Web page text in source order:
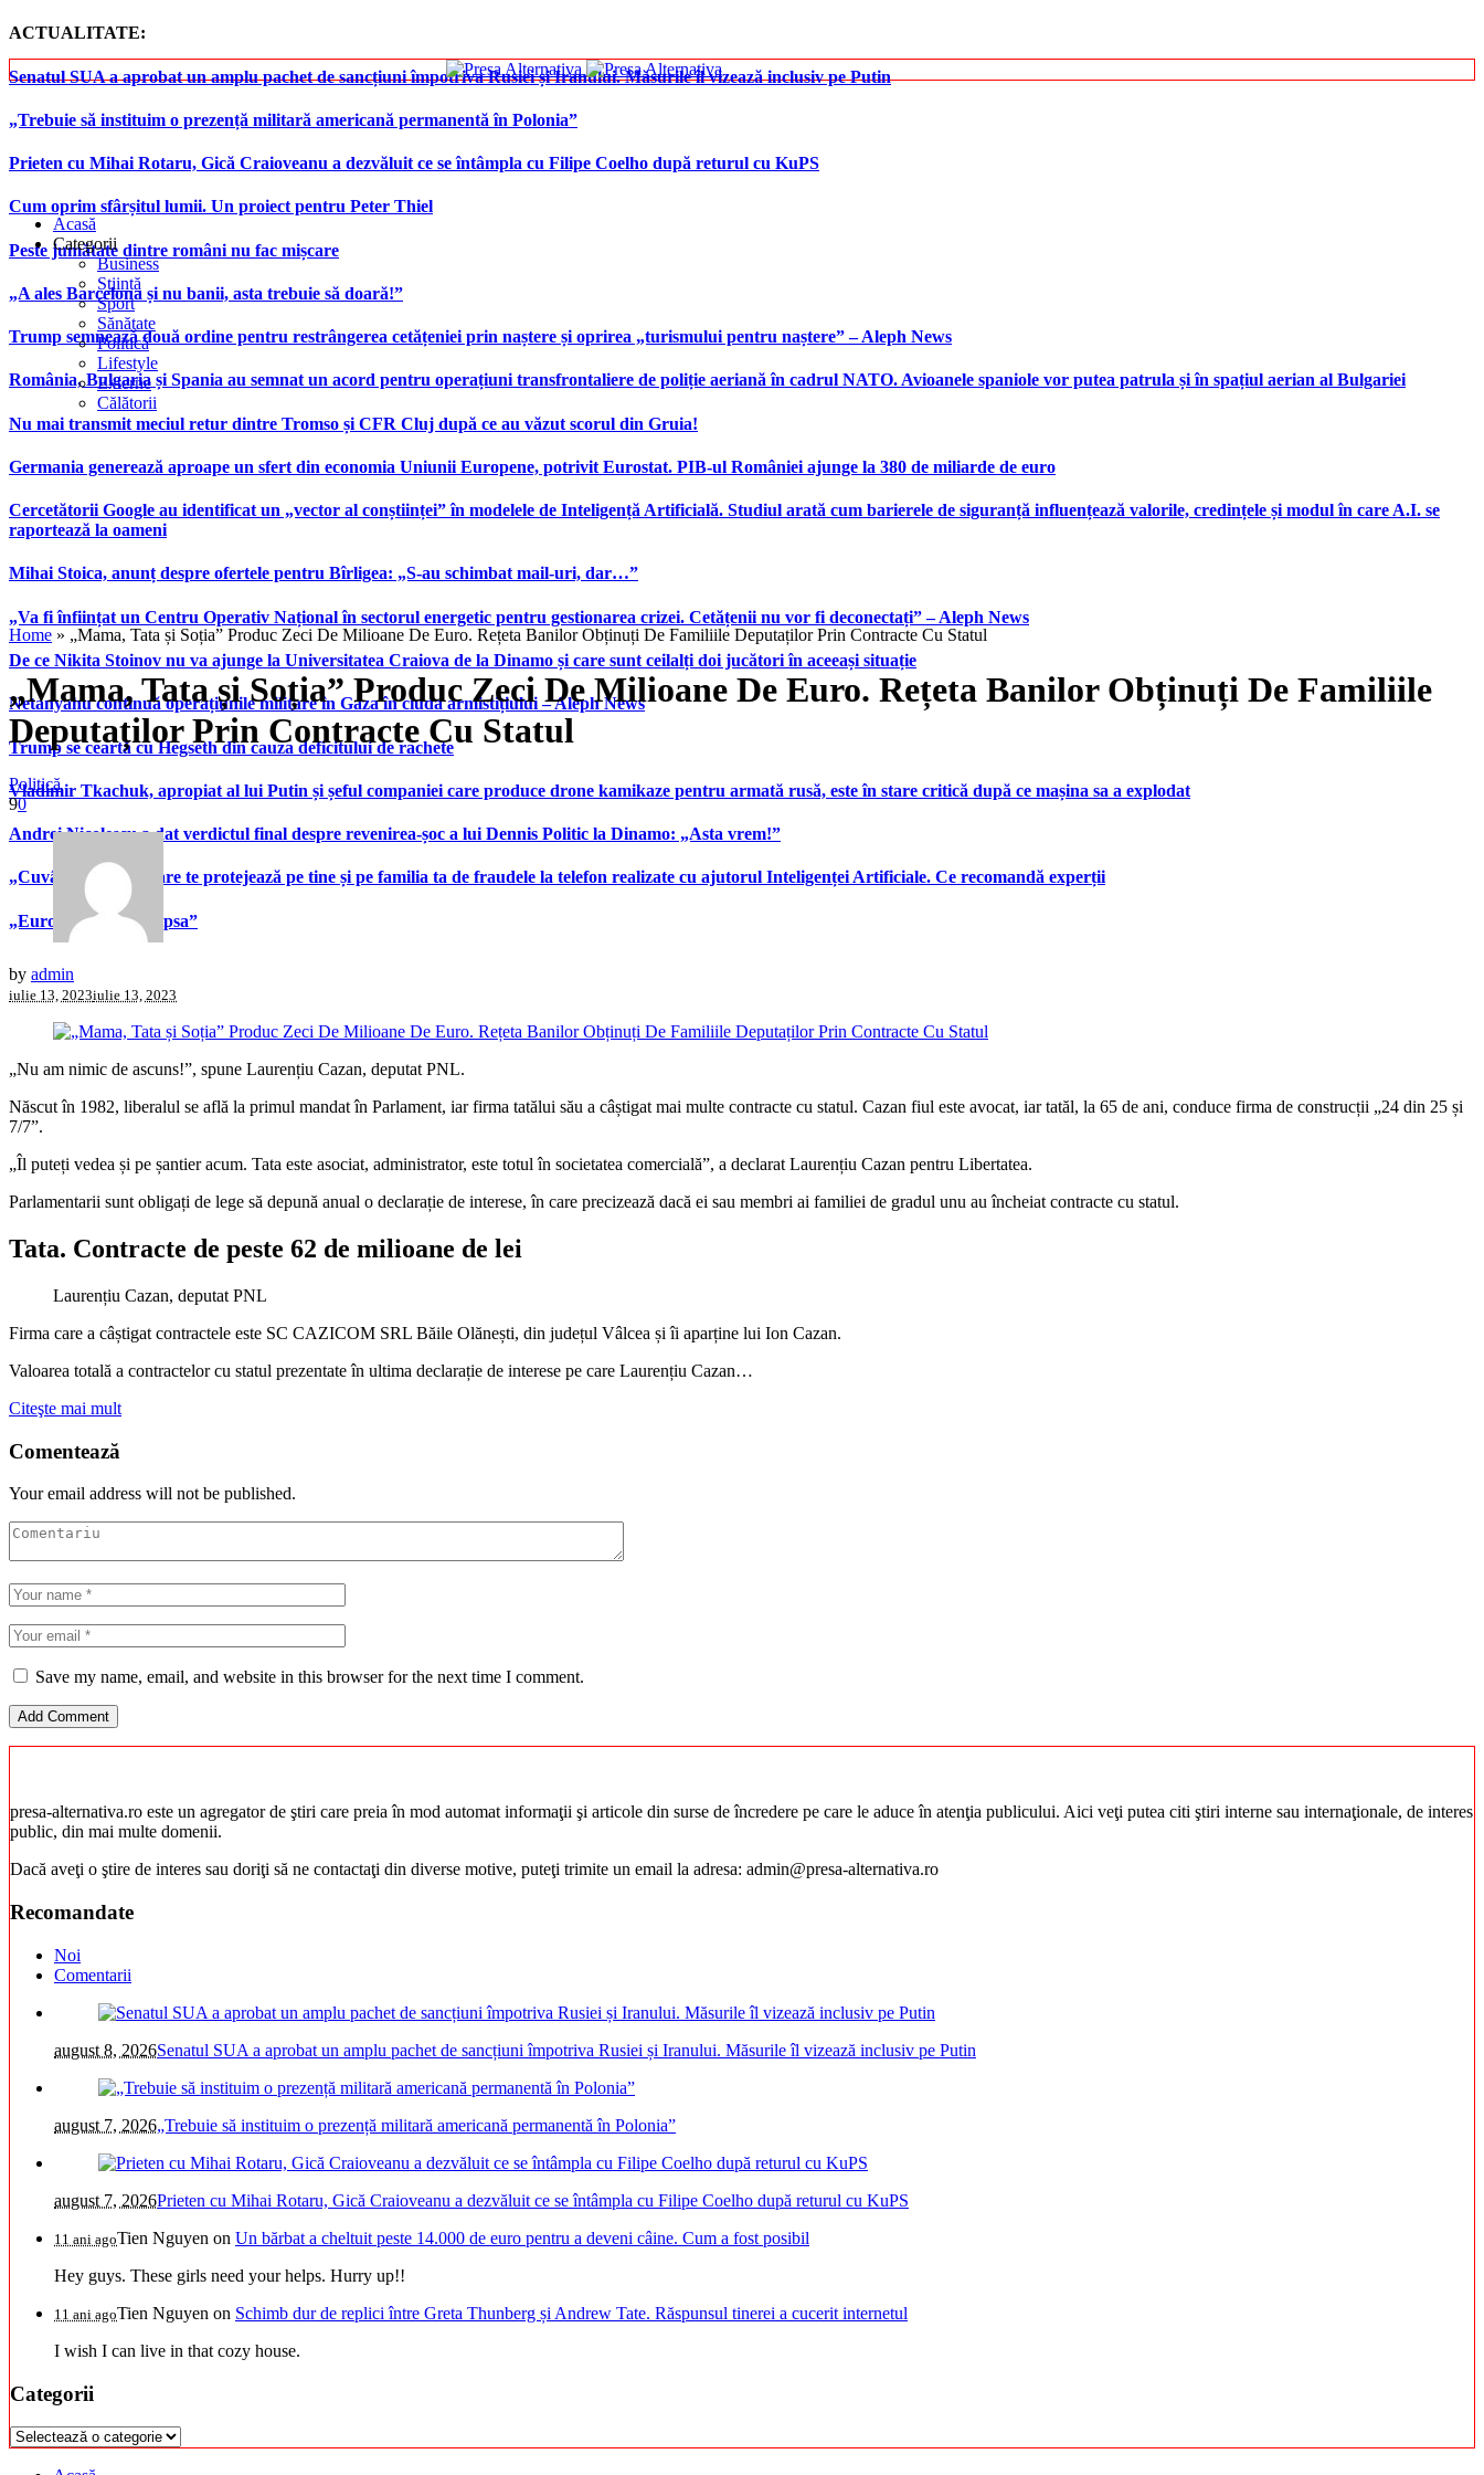
ACTUALITATE:
Senatul SUA a aprobat un amplu pachet de sancțiuni împotriva Rusiei și Iranului. Măsurile îl vizează inclusiv pe Putin
„Trebuie să instituim o prezență militară americană permanentă în Polonia”
Prieten cu Mihai Rotaru, Gică Craioveanu a dezvăluit ce se întâmpla cu Filipe Coelho după returul cu KuPS
Cum oprim sfârșitul lumii. Un proiect pentru Peter Thiel
Peste jumătate dintre români nu fac mișcare
„A ales Barcelona și nu banii, asta trebuie să doară!”
Trump semnează două ordine pentru restrângerea cetățeniei prin naștere și oprirea „turismului pentru naștere” – Aleph News
România, Bulgaria și Spania au semnat un acord pentru operațiuni transfrontaliere de poliție aeriană în cadrul NATO. Avioanele spaniole vor putea patrula și în spațiul aerian al Bulgariei
Nu mai transmit meciul retur dintre Tromso și CFR Cluj după ce au văzut scorul din Gruia!
Germania generează aproape un sfert din economia Uniunii Europene, potrivit Eurostat. PIB-ul României ajunge la 380 de miliarde de euro
Cercetătorii Google au identificat un „vector al conștiinței” în modelele de Inteligență Artificială. Studiul arată cum barierele de siguranță influențează valorile, credințele și modul în care A.I. se
raportează la oameni
Mihai Stoica, anunț despre ofertele pentru Bîrligea: „S-au schimbat mail-uri, dar…”
„Va fi înființat un Centru Operativ Național în sectorul energetic pentru gestionarea crizei. Cetățenii nu vor fi deconectați” – Aleph News
De ce Nikita Stoinov nu va ajunge la Universitatea Craiova de la Dinamo și care sunt ceilalți doi jucători în aceeași situație
Netanyahu continuă operațiunile militare în Gaza în ciuda armistițiului – Aleph News
Trump se ceartă cu Hegseth din cauza deficitului de rachete
Vladimir Tkachuk, apropiat al lui Putin și șeful companiei care produce drone kamikaze pentru armată rusă, este în stare critică după ce mașina sa a explodat
Andrei Nicolescu a dat verdictul final despre revenirea-șoc a lui Dennis Politic la Dinamo: „Asta vrem!”
„Cuvântul secret” care te protejează pe tine și pe familia ta de fraudele la telefon realizate cu ajutorul Inteligenței Artificiale. Ce recomandă experții
„Europa îi va simți lipsa”
Acasă
Categorii
Business
Știință
Sport
Sănătate
Politică
Lifestyle
Externe
Călătorii
Home » „Mama, Tata și Soția” Produc Zeci De Milioane De Euro. Rețeta Banilor Obținuți De Familiile Deputaților Prin Contracte Cu Statul
„Mama, Tata și Soția” Produc Zeci De Milioane De Euro. Rețeta Banilor Obținuți De Familiile
Deputaților Prin Contracte Cu Statul
Politică
90
by admin
iulie 13, 2023iulie 13, 2023
„Nu am nimic de ascuns!”, spune Laurențiu Cazan, deputat PNL.
Născut în 1982, liberalul se află la primul mandat în Parlament, iar firma tatălui său a câștigat mai multe contracte cu statul. Cazan fiul este avocat, iar tatăl, la 65 de ani, conduce firma de construcții „24 din 25 și
7/7”.
„Îl puteți vedea și pe șantier acum. Tata este asociat, administrator, este totul în societatea comercială”, a declarat Laurențiu Cazan pentru Libertatea.
Parlamentarii sunt obligați de lege să depună anual o declarație de interese, în care precizează dacă ei sau membri ai familiei de gradul unu au încheiat contracte cu statul.
Tata. Contracte de peste 62 de milioane de lei
Laurențiu Cazan, deputat PNL
Firma care a câștigat contractele este SC CAZICOM SRL Băile Olănești, din județul Vâlcea și îi aparține lui Ion Cazan.
Valoarea totală a contractelor cu statul prezentate în ultima declarație de interese pe care Laurențiu Cazan…
Citeşte mai mult
Comentează
Your email address will not be published.
Save my name, email, and website in this browser for the next time I comment.
presa-alternativa.ro este un agregator de ştiri care preia în mod automat informaţii şi articole din surse de încredere pe care le aduce în atenţia publicului. Aici veţi putea citi ştiri interne sau internaţionale, de interes
public, din mai multe domenii.
Dacă aveţi o ştire de interes sau doriţi să ne contactaţi din diverse motive, puteţi trimite un email la adresa: admin@presa-alternativa.ro
Recomandate
Noi
Comentarii
august 8, 2026Senatul SUA a aprobat un amplu pachet de sancțiuni împotriva Rusiei și Iranului. Măsurile îl vizează inclusiv pe Putin
august 7, 2026„Trebuie să instituim o prezență militară americană permanentă în Polonia”
august 7, 2026Prieten cu Mihai Rotaru, Gică Craioveanu a dezvăluit ce se întâmpla cu Filipe Coelho după returul cu KuPS
11 ani agoTien Nguyen on Un bărbat a cheltuit peste 14.000 de euro pentru a deveni câine. Cum a fost posibil
Hey guys. These girls need your helps. Hurry up!!
11 ani agoTien Nguyen on Schimb dur de replici între Greta Thunberg și Andrew Tate. Răspunsul tinerei a cucerit internetul
I wish I can live in that cozy house.
Categorii
Categorii